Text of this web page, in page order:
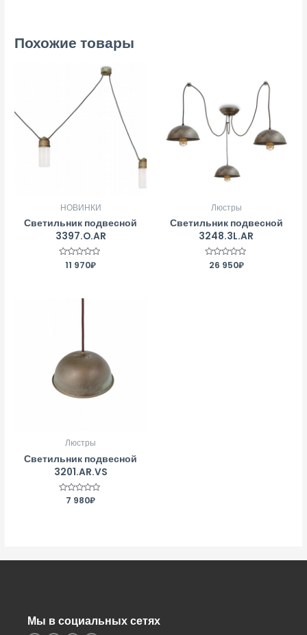
Похожие товары
НОВИНКИ
Светильник подвесной
3397.O.AR
Оценка
11 970₽
Люстры
Светильник подвесной
3248.3L.AR
Оценка
26 950₽
Люстры
Светильник подвесной
3201.AR.VS
Оценка
7 980₽
Мы в социальных сетях